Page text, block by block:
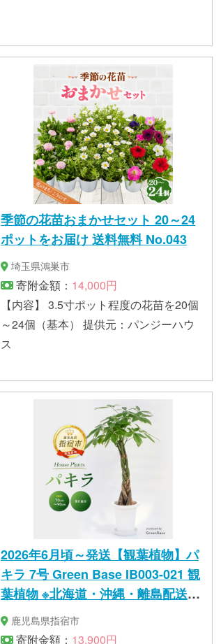
季節の花苗おまかせセット 20～24
ポットをお届け 送料無料 No.043
埼玉県鴻巣市
寄附金額： 14,000円
【内容】 3.5寸ポット程度の花苗を20個
～24個（基本） 提供元：パンジーハウ
ス
2026年6月頃～発送【観葉植物】パ
キラ 7号 Green Base IB003-021 観
葉植物 ※北海道・沖縄・離島配送不
可鹿児島県指宿市
寄附金額： 13,900円